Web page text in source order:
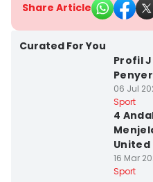
Share Article
Curated For You
Profil
06 Jul
Sport
4
United
16 Mar
Sport